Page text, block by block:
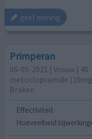
geef mening
Primperan
06-05-2021 | Vrouw | 40
metoclopramide
Braken
Effectiviteit
Hoeveelheid